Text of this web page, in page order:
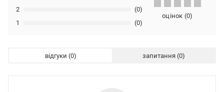
1 (0)
2 (0)
оцінок (0)
відгуки запитання